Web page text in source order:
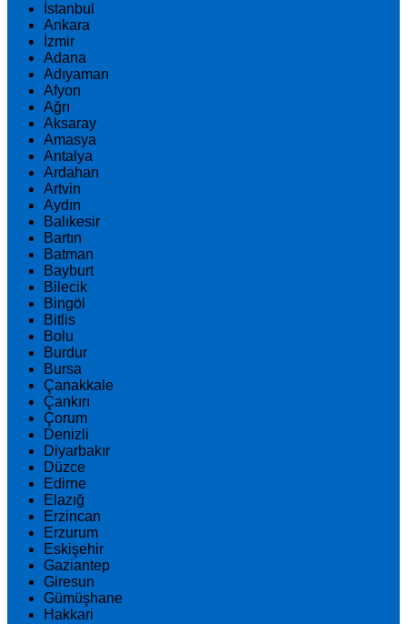
İstanbul
Ankara
İzmir
Adana
Adıyaman
Afyon
Ağrı
Aksaray
Amasya
Antalya
Ardahan
Artvin
Aydın
Balıkesir
Bartın
Batman
Bayburt
Bilecik
Bingöl
Bitlis
Bolu
Burdur
Bursa
Çanakkale
Çankırı
Çorum
Denizli
Diyarbakır
Düzce
Edirne
Elazığ
Erzincan
Erzurum
Eskişehir
Gaziantep
Giresun
Gümüşhane
Hakkari